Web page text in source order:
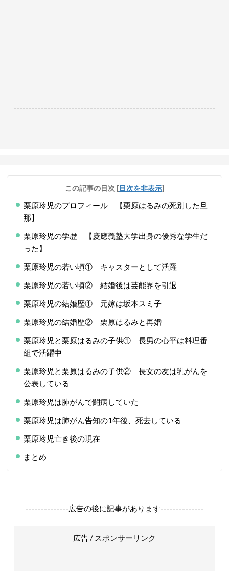
------------------------------------------------------------------
この記事の目次 [目次を非表示]
栗原玲児のプロフィール 【栗原はるみの死別した旦
那】
栗原玲児の学歴 【慶應義塾大学出身の優秀な学生だ
った】
栗原玲児の若い頃① キャスターとして活躍
栗原玲児の若い頃② 結婚後は芸能界を引退
栗原玲児の結婚歴① 元嫁は坂本スミ子
栗原玲児の結婚歴② 栗原はるみと再婚
栗原玲児と栗原はるみの子供① 長男の心平は料理番
組で活躍中
栗原玲児と栗原はるみの子供② 長女の友は乳がんを
公表している
栗原玲児は肺がんで闘病していた
栗原玲児は肺がん告知の1年後、死去している
栗原玲児亡き後の現在
まとめ
--------------広告の後に記事があります--------------
広告 / スポンサーリンク